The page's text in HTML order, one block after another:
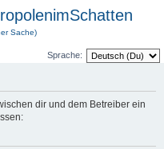
Sache)
Sprache:
dir und dem Betreiber ein